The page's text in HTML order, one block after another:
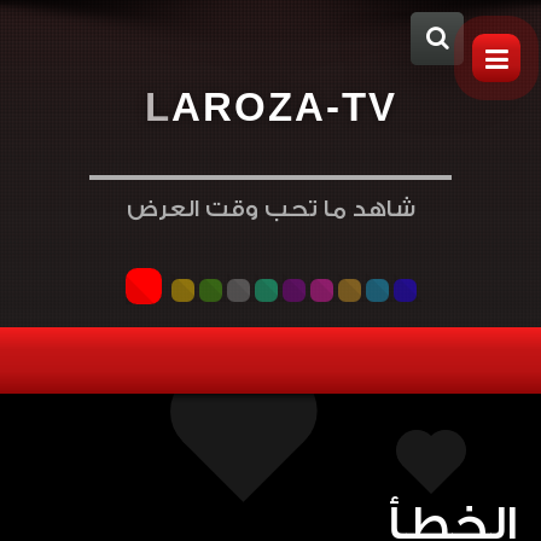
LAROZA-TV
شاهد ما تحب وقت العرض
الخطأ